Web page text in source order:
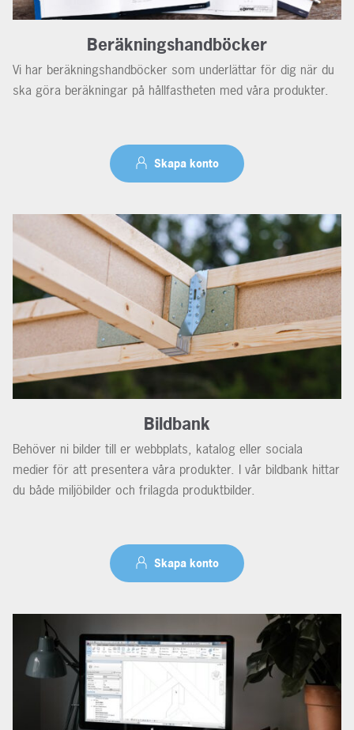
Beräkningshandböcker
Vi har beräkningshandböcker som underlättar för dig när du
ska göra beräkningar på hållfastheten med våra produkter.
Skapa konto
Bildbank
Behöver ni bilder till er webbplats, katalog eller sociala
medier för att presentera våra produkter. I vår bildbank hittar
du både miljöbilder och frilagda produktbilder.
Skapa konto